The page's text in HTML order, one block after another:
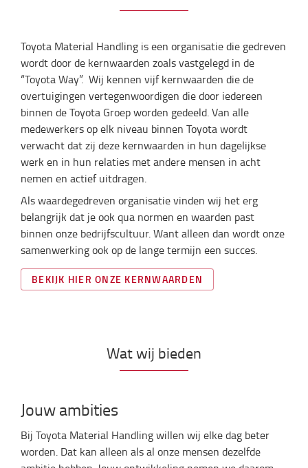
Toyota Material Handling is een organisatie die gedreven
wordt door de kernwaarden zoals vastgelegd in de
“Toyota Way”. Wij kennen vijf kernwaarden die de
overtuigingen vertegenwoordigen die door iedereen
binnen de Toyota Groep worden gedeeld. Van alle
medewerkers op elk niveau binnen Toyota wordt
verwacht dat zij deze kernwaarden in hun dagelijkse
werk en in hun relaties met andere mensen in acht
nemen en actief uitdragen.
Als waardegedreven organisatie vinden wij het erg
belangrijk dat je ook qua normen en waarden past
binnen onze bedrijfscultuur. Want alleen dan wordt onze
samenwerking ook op de lange termijn een succes.
BEKIJK HIER ONZE KERNWAARDEN
Wat wij bieden
Jouw ambities
Bij Toyota Material Handling willen wij elke dag beter
worden. Dat kan alleen als al onze mensen dezelfde